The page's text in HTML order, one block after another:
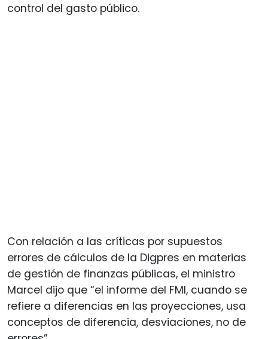
control del gasto público.
Con relación a las críticas por supuestos
errores de cálculos de la Digpres en materias
de gestión de finanzas públicas, el ministro
Marcel dijo que “el informe del FMI, cuando se
refiere a diferencias en las proyecciones, usa
conceptos de diferencia, desviaciones, no de